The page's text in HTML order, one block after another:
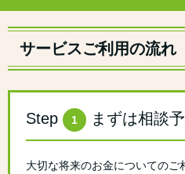
サービスご利用の流れ
Step 1 まずは相談予
大切な将来のお金についての